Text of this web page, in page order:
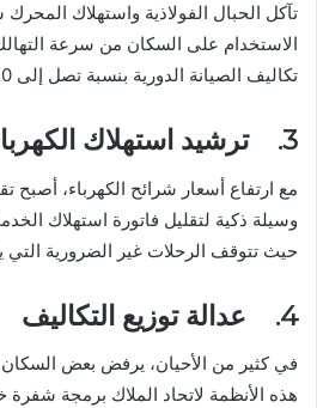
تآكل الحبال الفولاذية واستهلاك
الاستخدام على السكان من سرعة
تكاليف الصيانة الدورية بنسبة تصل إلى 40% سنويًا.
3. ترشيد استهلاك الكهرباء
مع ارتفاع أسعار شرائح الكهرباء، أصبح
وسيلة ذكية لتقليل فاتورة استهلاك
حيث تتوقف الرحلات غير الضرورية التي
4. عدالة توزيع التكاليف
في كثير من الأحيان، يرفض بعض السكان
هذه الأنظمة لاتحاد الملاك برمجة